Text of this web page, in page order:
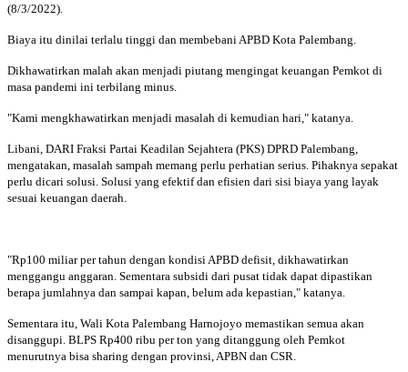
(8/3/2022).
Biaya itu dinilai terlalu tinggi dan membebani APBD Kota Palembang.
Dikhawatirkan malah akan menjadi piutang mengingat keuangan Pemkot di
masa pandemi ini terbilang minus.
"Kami mengkhawatirkan menjadi masalah di kemudian hari," katanya.
Libani, DARI Fraksi Partai Keadilan Sejahtera (PKS) DPRD Palembang,
mengatakan, masalah sampah memang perlu perhatian serius. Pihaknya sepakat
perlu dicari solusi. Solusi yang efektif dan efisien dari sisi biaya yang layak
sesuai keuangan daerah.
"Rp100 miliar per tahun dengan kondisi APBD defisit, dikhawatirkan
menggangu anggaran. Sementara subsidi dari pusat tidak dapat dipastikan
berapa jumlahnya dan sampai kapan, belum ada kepastian," katanya.
Sementara itu, Wali Kota Palembang Harnojoyo memastikan semua akan
disanggupi. BLPS Rp400 ribu per ton yang ditanggung oleh Pemkot
menurutnya bisa sharing dengan provinsi, APBN dan CSR.